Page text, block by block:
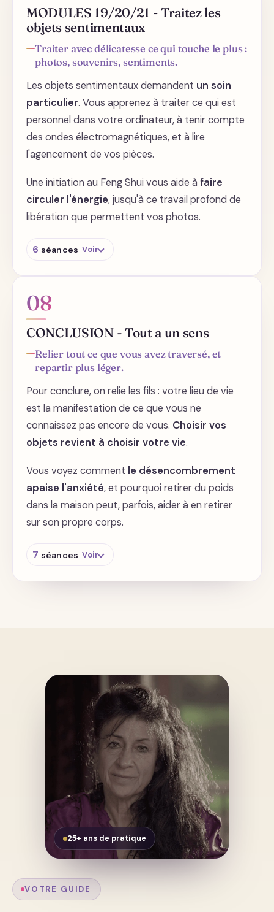
Votre pièce de vie en dit long sur vous
Modifiez l'énergie avec les cristaux
Saviez-vous que les plantes sont
conscientes ?
L'accumulation compulsive peut devenir une
véritable pathologie
MODULES 19/20/21 - Traitez les
objets sentimentaux
Traiter avec délicatesse ce qui touche le plus :
photos, souvenirs, sentiments.
Les objets sentimentaux demandent un soin
particulier. Vous apprenez à traiter ce qui est
personnel dans votre ordinateur, à tenir compte
des ondes électromagnétiques, et à lire
l'agencement de vos pièces.
Une initiation au Feng Shui vous aide à faire
circuler l'énergie, jusqu'à ce travail profond de
libération que permettent vos photos.
6 séances Voir
Tout ce qui est personnel dans votre
ordinateur a besoin d'un traitement
particulier
L'énergie chute si vous ne prêtez pas
attention aux ondes électromagnétiques
L'agencement des différentes pièces dans
la maison a un sens à décrypter
B. A. BA du Feng Shui pour mieux faire
circuler l'énergie
Changer la place de vos objets peut
modifier les domaines importants de votre
vie
Faites un travail profond de libération grâce
à vos photos
08
CONCLUSION - Tout a un sens
Relier tout ce que vous avez traversé, et
repartir plus léger.
Pour conclure, on relie les fils : votre lieu de vie
est la manifestation de ce que vous ne
connaissez pas encore de vous. Choisir vos
objets revient à choisir votre vie.
Vous voyez comment le désencombrement
apaise l'anxiété, et pourquoi retirer du poids
dans la maison peut, parfois, aider à en retirer
sur son propre corps.
7 séances Voir
Ranger sa maison passe par un tri
Choisir vos objets revient à choisir votre vie
Comment réduire l'anxiété par le
désencombrement
Enlever du poids dans la maison revient à
retirer du poids sur son corps
25+ ans de pratique
VOTRE GUIDE